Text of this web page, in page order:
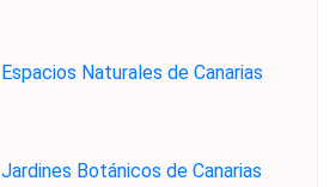
Espacios Naturales de Canarias
Jardines Botánicos de Canarias